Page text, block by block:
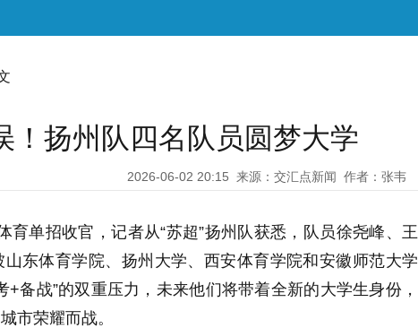
！扬州队四名队员圆梦大学
2026-06-02 20:15 来源：交汇点新闻 作者：张韦
育单招收官，记者从“苏超”扬州队获悉，队员徐尧峰、王
东体育学院、扬州大学、西安体育学院和安徽师范大学
+备战”的双重压力，未来他们将带着全新的大学生身份，
市荣耀而战。